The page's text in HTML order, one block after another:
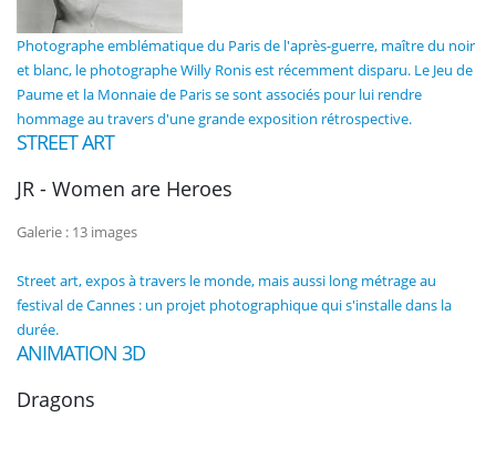
Photographe emblématique du Paris de l'après-guerre, maître du noir
et blanc, le photographe Willy Ronis est récemment disparu. Le Jeu de
Paume et la Monnaie de Paris se sont associés pour lui rendre
hommage au travers d'une grande exposition rétrospective.
STREET ART
JR - Women are Heroes
Galerie : 13 images
Street art, expos à travers le monde, mais aussi long métrage au
festival de Cannes : un projet photographique qui s'installe dans la
durée.
ANIMATION 3D
Dragons